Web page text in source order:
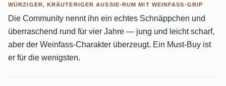
WÜRZIGER, KRÄUTERIGER AUSSIE-RUM MIT WEINFASS-GRIP
Die Community nennt ihn ein echtes Schnäppchen und
überraschend rund für vier Jahre — jung und leicht scharf,
aber der Weinfass-Charakter überzeugt. Ein Must-Buy ist
er für die wenigsten.